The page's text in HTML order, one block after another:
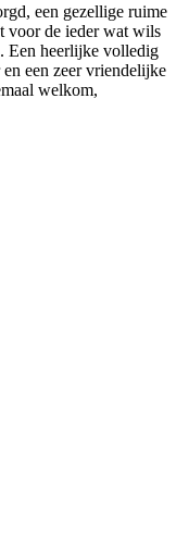
een gezellige ruime
voor de ieder wat wils
Een heerlijke volledig
een zeer vriendelijke
welkom,